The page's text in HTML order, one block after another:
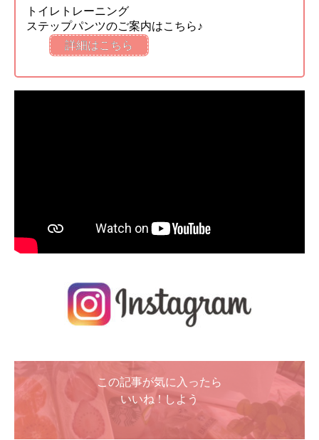
トイレトレーニング
ステップパンツのご案内はこちら♪
詳細はこちら
この記事が気に入ったら
いいね ! しよう